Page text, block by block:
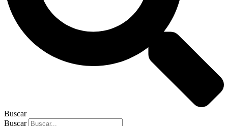
Buscar
Buscar